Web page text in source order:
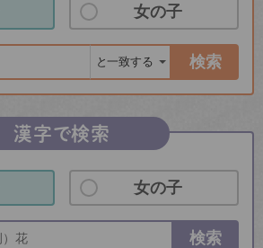
女の子
検索
漢字で検索
女の子
検索